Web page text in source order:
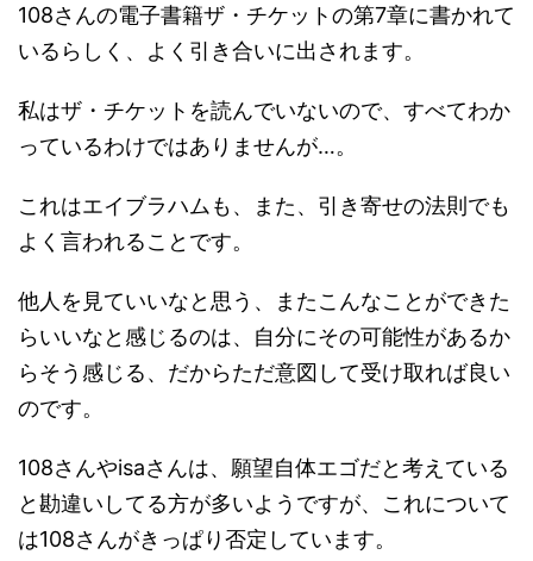
108さんの電子書籍ザ・チケットの第7章に書かれて
いるらしく、よく引き合いに出されます。
私はザ・チケットを読んでいないので、すべてわか
っているわけではありませんが…。
これはエイブラハムも、また、引き寄せの法則でも
よく言われることです。
他人を見ていいなと思う、またこんなことができた
らいいなと感じるのは、 自分にその可能性があるか
らそう感じる、だからただ意図して受け取れば良い
のです。
108さんやisaさんは、願望自体エゴだと考えている
と勘違いしてる方が多いようですが、これについて
は108さんがきっぱり否定しています。